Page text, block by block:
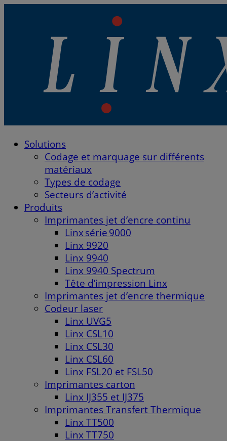
Linx Printing Technologies
Linx Printing Technologies
Solutions
Codage et marquage sur différents
matériaux
Types de codage
Secteurs d’activité
Produits
Imprimantes jet d’encre continu
Linx série 9000
Linx 9920
Linx 9940
Linx 9940 Spectrum
Tête d’impression Linx
Imprimantes jet d’encre thermique
Codeur laser
Linx UVG5
Linx CSL10
Linx CSL30
Linx CSL60
Linx FSL20 et FSL50
Imprimantes carton
Linx IJ355 et IJ375
Imprimantes Transfert Thermique
Linx TT500
Linx TT750